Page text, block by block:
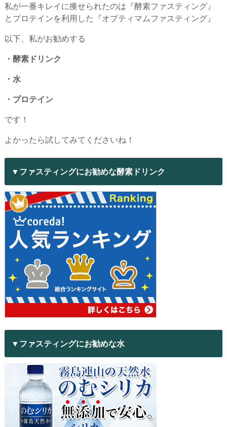
私が一番キレイに痩せられたのは『酵素ファスティング』
とプロテインを利用した『オプティマムファスティング』
以下、私がお勧めする
・酵素ドリンク
・水
・プロテイン
です！
よかったら試してみてくださいね！
▼ファスティングにお勧めな酵素ドリンク
▼ファスティングにお勧めな水